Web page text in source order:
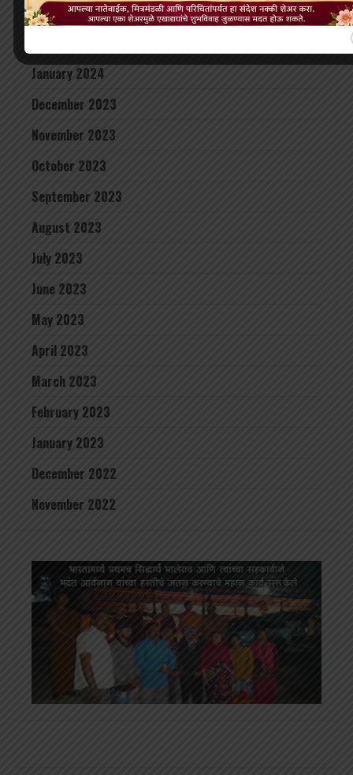
March 2024
January 2024
December 2023
November 2023
October 2023
September 2023
August 2023
July 2023
June 2023
May 2023
April 2023
March 2023
February 2023
January 2023
December 2022
November 2022